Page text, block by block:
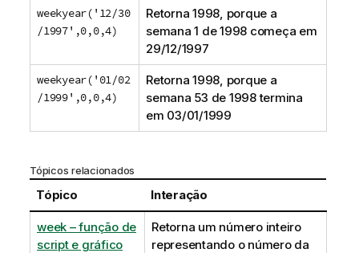
weekyear('12/30
/1997',0,0,4)
Retorna 1998, porque a
semana 1 de 1998 começa em
29/12/1997
weekyear('01/02
/1999',0,0,4)
Retorna 1998, porque a
semana 53 de 1998 termina
em 03/01/1999
Tópicos relacionados
Tópico Interação
week – função de
script e gráfico
Retorna um número inteiro
representando o número da